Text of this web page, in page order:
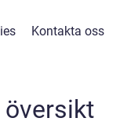
Kontakta oss
översikt